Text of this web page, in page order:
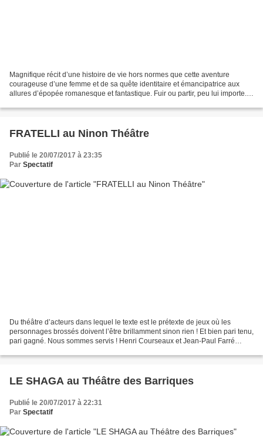
Magnifique récit d’une histoire de vie hors normes que cette aventure
courageuse d’une femme et de sa quête identitaire et émancipatrice aux
allures d’épopée romanesque et fantastique. Fuir ou partir, peu lui importe.
FRATELLI au Ninon Théâtre
Publié le 20/07/2017 à 23:35
Par Spectatif
Du théâtre d’acteurs dans lequel le texte est le prétexte de jeux où les
personnages brossés doivent l’être brillamment sinon rien ! Et bien pari tenu,
pari gagné. Nous sommes servis ! Henri Courseaux et Jean-Paul Farré
LE SHAGA au Théâtre des Barriques
Publié le 20/07/2017 à 22:31
Par Spectatif